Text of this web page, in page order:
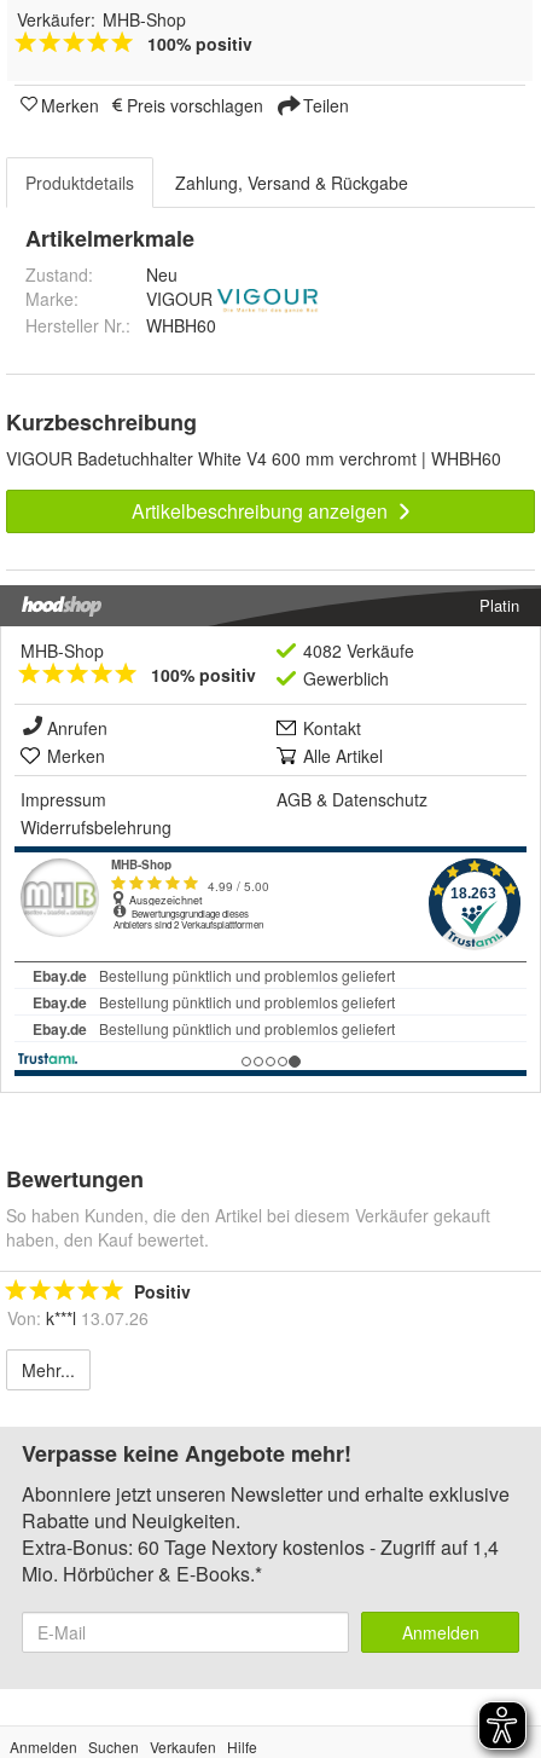
Verkäufer: MHB-Shop
100% positiv
Merken Preis vorschlagen Teilen
Produktdetails Zahlung, Versand & Rückgabe
Artikelmerkmale
Zustand:
Neu
Marke:
VIGOUR
Hersteller Nr.:
WHBH60
Kurzbeschreibung
VIGOUR Badetuchhalter White V4 600 mm verchromt | WHBH60
Artikelbeschreibung anzeigen
Platin
MHB-Shop
100% positiv
4082 Verkäufe
Gewerblich
Anrufen
Kontakt
Merken
Alle Artikel
Impressum
AGB & Datenschutz
Widerrufsbelehrung
Bewertungen
So haben Kunden, die den Artikel bei diesem Verkäufer gekauft
haben, den Kauf bewertet.
Positiv
Von: k***l 13.07.26
Mehr...
Verpasse keine Angebote mehr!
Abonniere jetzt unseren Newsletter und erhalte exklusive
Rabatte und Neuigkeiten.
Extra-Bonus: 60 Tage Nextory kostenlos - Zugriff auf 1,4
Mio. Hörbücher & E-Books.*
Anmelden
Anmelden Suchen Verkaufen
Hilfe